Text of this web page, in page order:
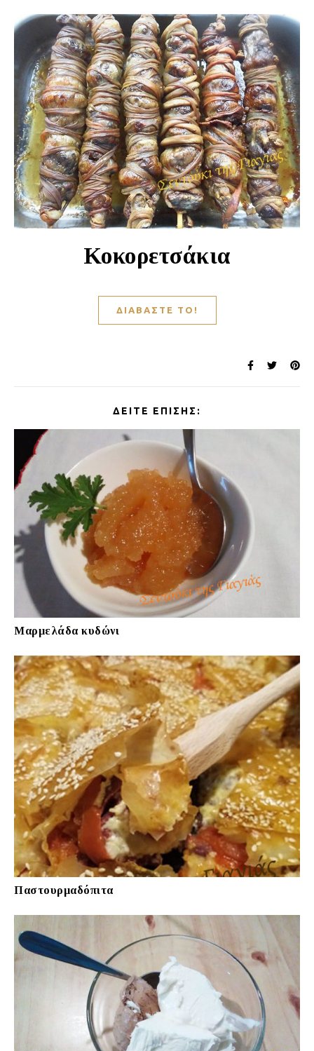
Κοκορετσάκια
ΔΙΑΒΆΣΤΕ ΤΟ!
ΔΕΊΤΕ ΕΠΊΣΗΣ:
Μαρμελάδα κυδώνι
Παστουρμαδόπιτα